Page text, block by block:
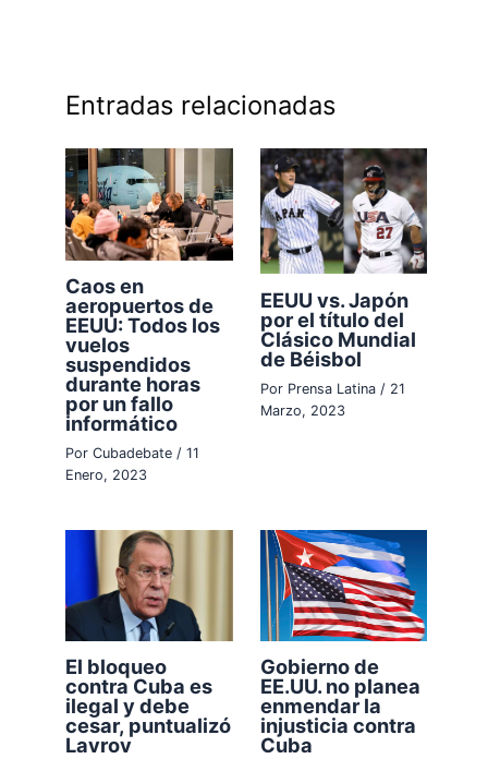
Entradas relacionadas
Caos en
aeropuertos de
EEUU: Todos los
vuelos
suspendidos
durante horas
por un fallo
informático
PorCubadebate/11
Enero, 2023
EEUU vs. Japón
por el título del
Clásico Mundial
de Béisbol
Por Prensa Latina / 21
Marzo, 2023
El bloqueo
contra Cuba es
ilegal y debe
cesar, puntualizó
Lavrov
Gobierno de
EE.UU. no planea
enmendar la
injusticia contra
Cuba